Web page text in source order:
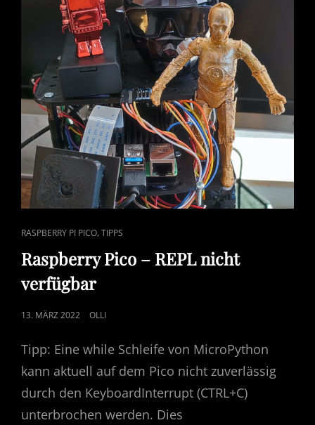
CAT
RASPBERRY PI PICO,TIPPS
Raspberry Pico – REPL nicht
verfügbar
POSTED
13. MÄRZ 2022 OLLI
Tipp: Eine while Schleife von MicroPython
kann aktuell auf dem Pico nicht zuverlässig
durch den KeyboardInterrupt (CTRL+C)
unterbrochen werden. Dies